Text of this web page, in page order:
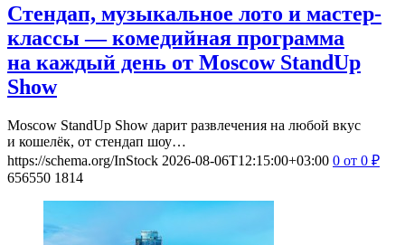
Стендап, музыкальное лото и мастер-
классы — комедийная программа
на каждый день от Moscow StandUp
Show
Moscow StandUp Show дарит развлечения на любой вкус
и кошелёк, от стендап шоу…
https://schema.org/InStock 2026-08-06T12:15:00+03:00 0 от 0 ₽
656550 1814